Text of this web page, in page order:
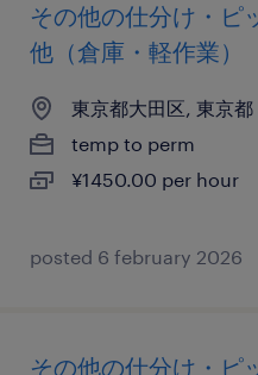
その他の仕分け・ピ
他（倉庫・軽作業）
東京都大田区, 東京都
temp to perm
¥1450.00 per hour
posted 6 february 2026
その他の仕分け・ピ